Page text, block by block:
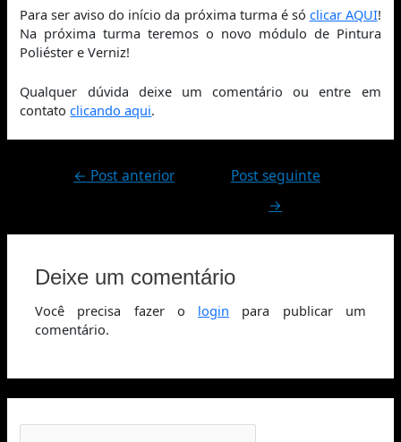
Para ser aviso do início da próxima turma é só clicar AQUI!
Na próxima turma teremos o novo módulo de Pintura
Poliéster e Verniz!
Qualquer dúvida deixe um comentário ou entre em
contatoclicando aqui.
← Post anterior
Post seguinte
→
Deixe um comentário
Você precisa fazer o login para publicar um
comentário.